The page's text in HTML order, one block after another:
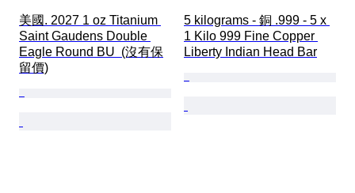
美國. 2027 1 oz Titanium
Saint Gaudens Double
Eagle Round BU  (沒有保
留價)
5 kilograms - 銅 .999 - 5 x
1 Kilo 999 Fine Copper
Liberty Indian Head Bar